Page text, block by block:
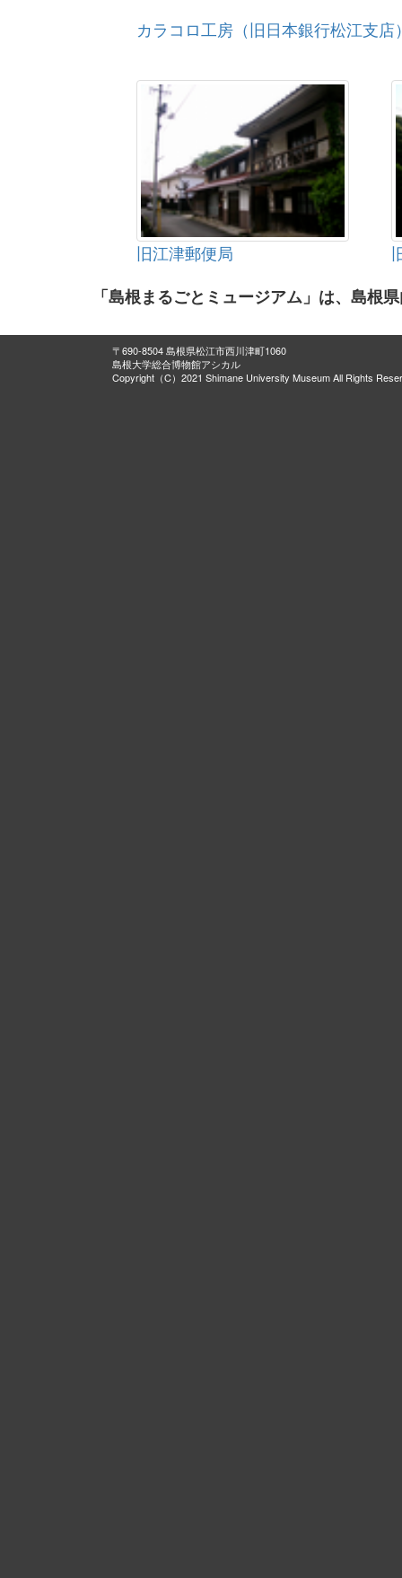
カラコロ工房（旧日本銀行松江支店
旧江津郵便局
「島根まるごとミュージアム」は、島根
〒690-8504 島根県松江市西川津町1060
島根大学総合博物館アシカル
Copyright（C）2021 Shimane University Museum All Rights